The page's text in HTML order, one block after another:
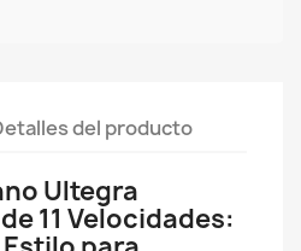
del producto
Ultegra
11 Velocidades: